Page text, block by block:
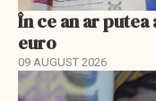
În ce an ar
euro
09 AUGUST 2026